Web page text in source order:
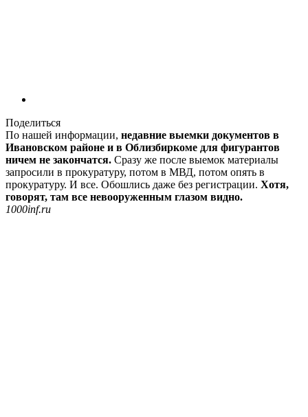
Поделиться
По нашей информации, недавние выемки документов в
Ивановском районе и в Облизбиркоме для фигурантов
ничем не закончатся. Сразу же после выемок материалы
запросили в прокуратуру, потом в МВД, потом опять в
прокуратуру. И все. Обошлись даже без регистрации. Хотя,
говорят, там все невооруженным глазом видно.
1000inf.ru